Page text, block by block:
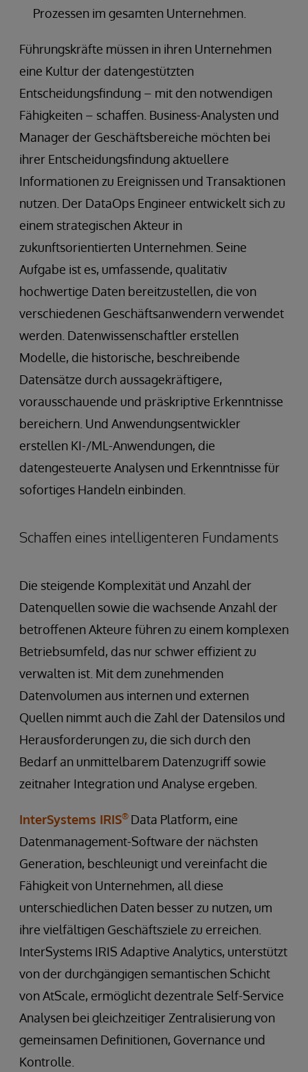
Prozessen im gesamten Unternehmen.
Führungskräfte müssen in ihren Unternehmen
eine Kultur der datengestützten
Entscheidungsfindung – mit den notwendigen
Fähigkeiten – schaffen. Business-Analysten und
Manager der Geschäftsbereiche möchten bei
ihrer Entscheidungsfindung aktuellere
Informationen zu Ereignissen und Transaktionen
nutzen. Der DataOps Engineer entwickelt sich zu
einem strategischen Akteur in
zukunftsorientierten Unternehmen. Seine
Aufgabe ist es, umfassende, qualitativ
hochwertige Daten bereitzustellen, die von
verschiedenen Geschäftsanwendern verwendet
werden. Datenwissenschaftler erstellen
Modelle, die historische, beschreibende
Datensätze durch aussagekräftigere,
vorausschauende und präskriptive Erkenntnisse
bereichern. Und Anwendungsentwickler
erstellen KI-/ML-Anwendungen, die
datengesteuerte Analysen und Erkenntnisse für
sofortiges Handeln einbinden.
Schaffen eines intelligenteren Fundaments
Die steigende Komplexität und Anzahl der
Datenquellen sowie die wachsende Anzahl der
betroffenen Akteure führen zu einem komplexen
Betriebsumfeld, das nur schwer effizient zu
verwalten ist. Mit dem zunehmenden
Datenvolumen aus internen und externen
Quellen nimmt auch die Zahl der Datensilos und
Herausforderungen zu, die sich durch den
Bedarf an unmittelbarem Datenzugriff sowie
zeitnaher Integration und Analyse ergeben.
InterSystems IRIS® Data Platform, eine
Datenmanagement-Software der nächsten
Generation, beschleunigt und vereinfacht die
Fähigkeit von Unternehmen, all diese
unterschiedlichen Daten besser zu nutzen, um
ihre vielfältigen Geschäftsziele zu erreichen.
InterSystems IRIS Adaptive Analytics, unterstützt
von der durchgängigen semantischen Schicht
von AtScale, ermöglicht dezentrale Self-Service
Analysen bei gleichzeitiger Zentralisierung von
gemeinsamen Definitionen, Governance und
Kontrolle.